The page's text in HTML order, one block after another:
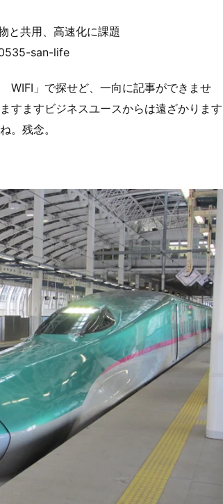
と共用、高速化に課題
san-life
」で探せど、一向に記事ができませ
すますビジネスユースからは遠ざかります
。残念。